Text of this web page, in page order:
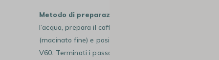
Metodo di preparazione
l’acqua, prepara il caffè macinato
(macinato fine) e posiziona il filtro nella
V60. Terminati i passaggi precedenti,